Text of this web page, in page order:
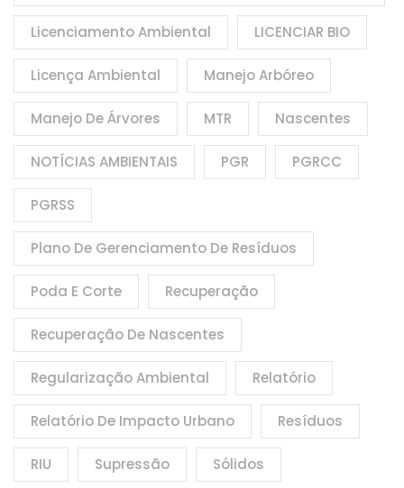
Licenciamento Ambiental LICENCIAR BIO
Licença Ambiental Manejo Arbóreo
Manejo De Árvores MTR Nascentes
NOTÍCIAS AMBIENTAIS PGR PGRCC
PGRSS
Plano De Gerenciamento De Resíduos
Poda E Corte Recuperação
Recuperação De Nascentes
Regularização Ambiental Relatório
Relatório De Impacto Urbano Resíduos
RIU Supressão Sólidos